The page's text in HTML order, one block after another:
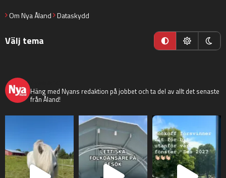
Om Nya Åland Dataskydd
Välj tema
Häng med Nyans redaktion på jobbet och ta del av allt det senaste
från Åland!